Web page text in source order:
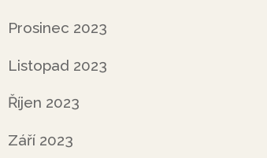
Prosinec 2023
Listopad 2023
Říjen 2023
Září 2023